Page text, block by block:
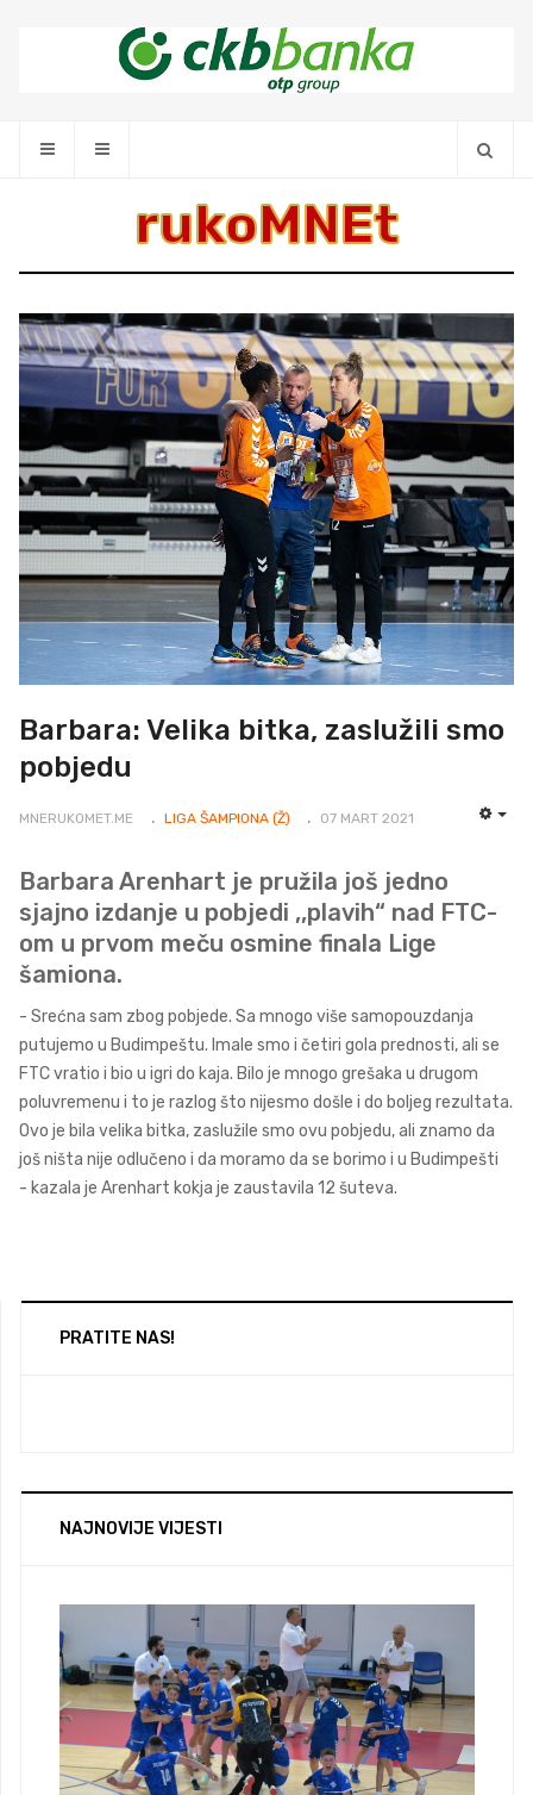
rukoMNEt
Barbara: Velika bitka, zaslužili smo
pobjedu
MNERUKOMET.ME LIGA ŠAMPIONA (Ž) 07 MART 2021
Barbara Arenhart je pružila još jedno
sjajno izdanje u pobjedi ,,plavih“ nad FTC-
om u prvom meču osmine finala Lige
šamiona.
- Srećna sam zbog pobjede. Sa mnogo više samopouzdanja
putujemo u Budimpeštu. Imale smo i četiri gola prednosti, ali se
FTC vratio i bio u igri do kaja. Bilo je mnogo grešaka u drugom
poluvremenu i to je razlog što nijesmo došle i do boljeg rezultata.
Ovo je bila velika bitka, zaslužile smo ovu pobjedu, ali znamo da
još ništa nije odlučeno i da moramo da se borimo i u Budimpešti
- kazala je Arenhart kokja je zaustavila 12 šuteva.
PRATITE NAS!
NAJNOVIJE VIJESTI